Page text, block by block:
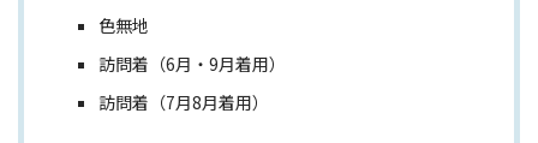
色無地
訪問着（6月・9月着用）
訪問着（7月8月着用）